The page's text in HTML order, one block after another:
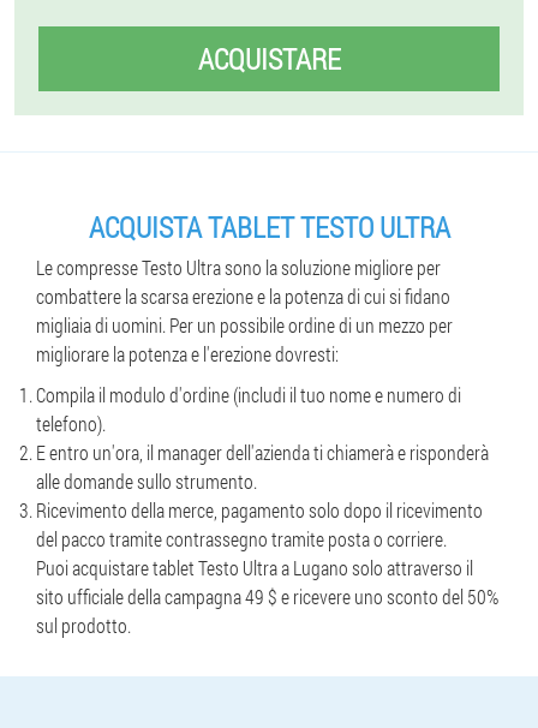
ACQUISTARE
ACQUISTA TABLET TESTO ULTRA
Le compresse Testo Ultra sono la soluzione migliore per
combattere la scarsa erezione e la potenza di cui si fidano
migliaia di uomini. Per un possibile ordine di un mezzo per
migliorare la potenza e l'erezione dovresti:
Compila il modulo d'ordine (includi il tuo nome e numero di
telefono).
E entro un'ora, il manager dell'azienda ti chiamerà e risponderà
alle domande sullo strumento.
Ricevimento della merce, pagamento solo dopo il ricevimento
del pacco tramite contrassegno tramite posta o corriere.
Puoi acquistare tablet Testo Ultra a Lugano solo attraverso il
sito ufficiale della campagna 49 $ e ricevere uno sconto del 50%
sul prodotto.